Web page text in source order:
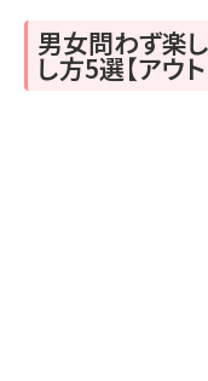
男女問わず楽
し方5選【アウト